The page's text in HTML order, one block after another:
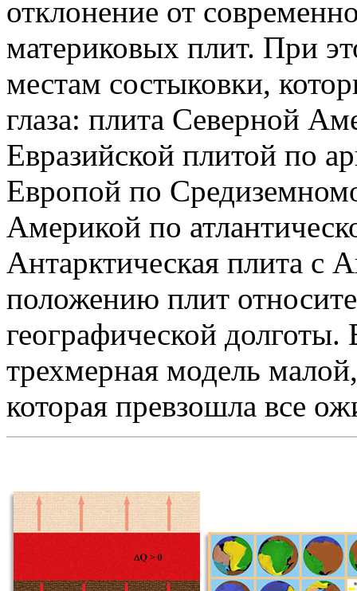
отклонение от
материковых плит. При
местам состыковки,
глаза: плита Северной
Евразийской плитой по
Европой по
Америкой по
Антарктическая плита с
положению плит
географической долготы.
трехмерная модель
которая превзошла все